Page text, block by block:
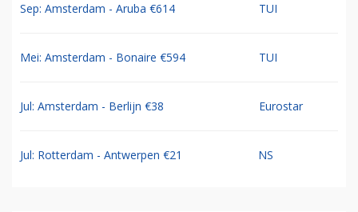
Sep: Amsterdam - Aruba €614 TUI
Mei: Amsterdam - Bonaire €594 TUI
Jul: Amsterdam - Berlijn €38 Eurostar
Jul: Rotterdam - Antwerpen €21 NS